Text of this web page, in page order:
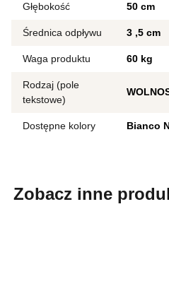
Głębokość 50 cm
Średnica odpływu 3 5 cm
Waga produktu 60 kg
Rodzaj (pole
tekstowe)
Dostępne kolory Bianco
Zobacz inne